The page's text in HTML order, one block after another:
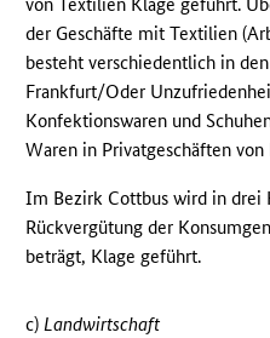
der Geschäfte mit Textilien
besteht verschiedentlich in
Frankfurt/Oder
Konfektionswaren und
Waren in Privatgeschäften
Im Bezirk Cottbus wird in drei
Rückvergütung der
beträgt, Klage geführt.
c)Landwirtschaft